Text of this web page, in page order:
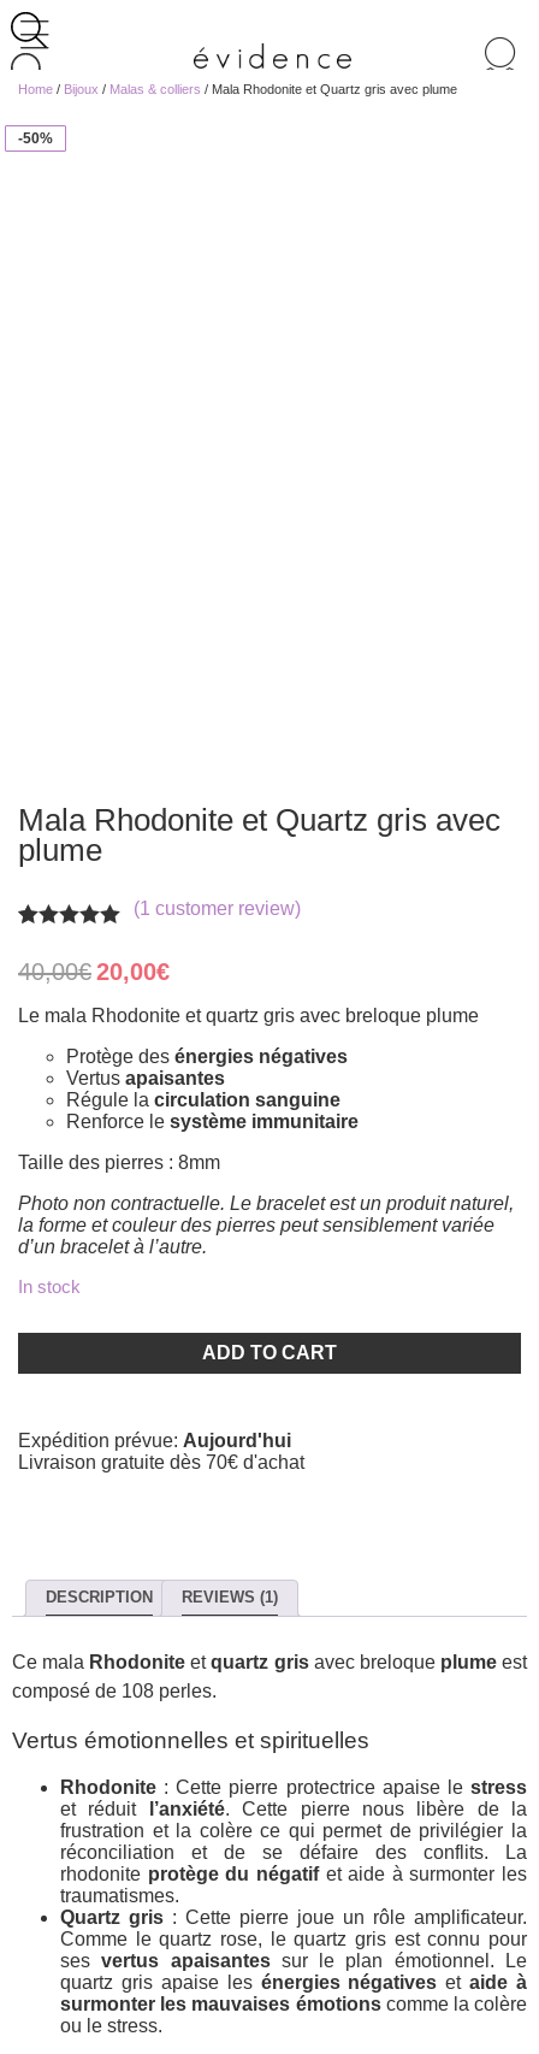
de
Home / Bijoux / Malas & colliers / Mala Rhodonite et Quartz gris avec plume
-50%
Mala Rhodonite et Quartz gris avec
plume
out of 5
based on
rating
(1 customer review)
40,00€ Original
price
was:
20,00€Current
is:
20,00€.
Le mala Rhodonite et quartz gris avec breloque plume
Protège des énergies négatives
Vertus apaisantes
Régule la circulation sanguine
Renforce le système immunitaire
Taille des pierres : 8mm
Photo non contractuelle. Le bracelet est un produit naturel,
la forme et couleur des pierres peut sensiblement variée
d’un bracelet à l’autre.
In stock
avec
plume
quantity
ADD TO CART
Expédition prévue: Aujourd'hui
Livraison gratuite dès 70€ d'achat
DESCRIPTION REVIEWS (1)
Ce mala Rhodonite etquartz grisavec breloque plumeest
composé de 108 perles.
Vertus émotionnelles et spirituelles
Rhodonite : Cette pierre protectrice apaise le stress
et réduit
l’anxiété. Cette pierre nous libère de la
frustration et la colère ce qui permet de privilégier la
réconciliation et de se défaire des conflits. La
rhodonite protège du négatifet aide à surmonter les
traumatismes.
Quartz gris : Cette pierre joue un rôle amplificateur.
Comme le quartz rose, le quartz gris est connu pour
sesvertus apaisantessur le plan émotionnel. Le
quartz gris apaise les énergies négatives etaide à
surmonter les mauvaises émotionscomme la colère
ou le stress.